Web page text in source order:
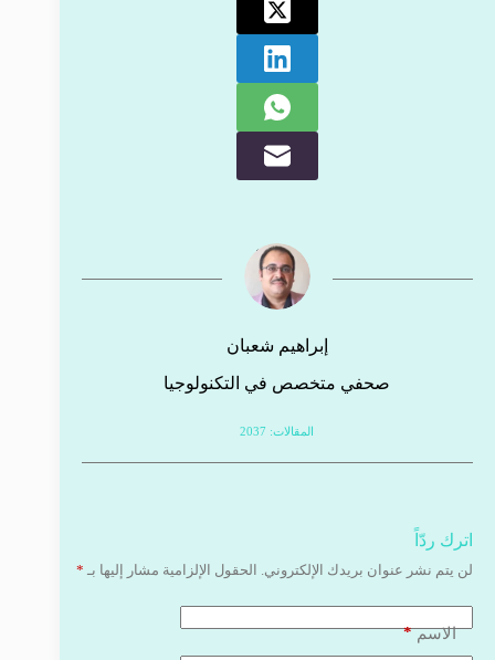
إبراهيم شعبان
صحفي متخصص في التكنولوجيا
المقالات: 2037
اترك ردّاً
لن يتم نشر عنوان بريدك الإلكتروني. الحقول الإلزامية مشار إليها بـ *
الاسم*